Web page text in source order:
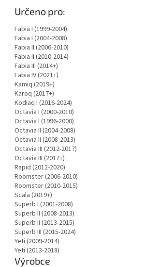
méně
Určeno pro:
Fabia I (1999-2004)
Fabia I (2004-2008)
Fabia II (2006-2010)
Fabia II (2010-2014)
Fabia III (2014+)
Fabia IV (2021+)
Kamiq (2019+)
Karoq (2017+)
Kodiaq I (2016-2024)
Octavia I (2000-2010)
Octavia I (1996-2000)
Octavia II (2004-2008)
Octavia II (2008-2013)
Octavia III (2012-2017)
Octavia III (2017+)
Rapid (2012-2020)
Roomster (2006-2010)
Roomster (2010-2015)
Scala (2019+)
Superb I (2001-2008)
Superb II (2008-2013)
Superb II (2013-2015)
Superb III (2015-2024)
Yeti (2009-2014)
Yeti (2013-2018)
Výrobce